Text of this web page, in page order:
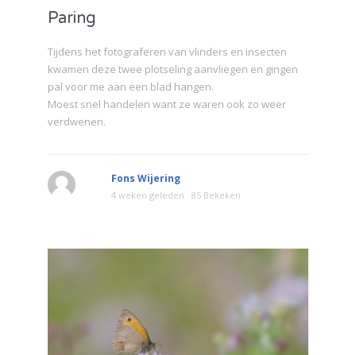
Paring
Tijdens het fotograferen van vlinders en insecten
kwamen deze twee plotseling aanvliegen en gingen
pal voor me aan een blad hangen.
Moest snel handelen want ze waren ook zo weer
verdwenen.
Fons Wijering
4 weken geleden 85 Bekeken